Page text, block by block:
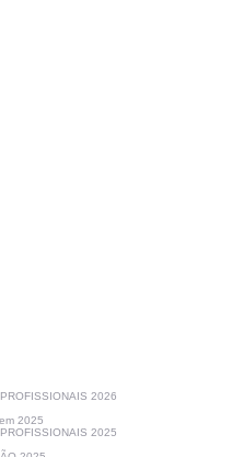
2026
2025
2025